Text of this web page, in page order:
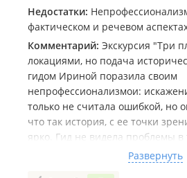
Недостатки:
фактическом и речевом
Комментарий: Экскурсия "Три
локациями, но подача
гидом Ириной поразила своим
непрофессионализмои:
только не считала ошибкой, но
что так история, с ее точки
ярко. Гид не видела проблемы в
раз уменьшила число русских
Петропавловской осаде, с ее
Развернуть